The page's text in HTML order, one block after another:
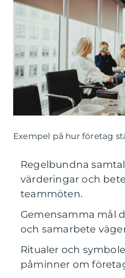
Exempel på hur företag
Regelbundna
värderingar och
teammöten.
Gemensamma mål
och samarbete
Ritualer och
påminner om